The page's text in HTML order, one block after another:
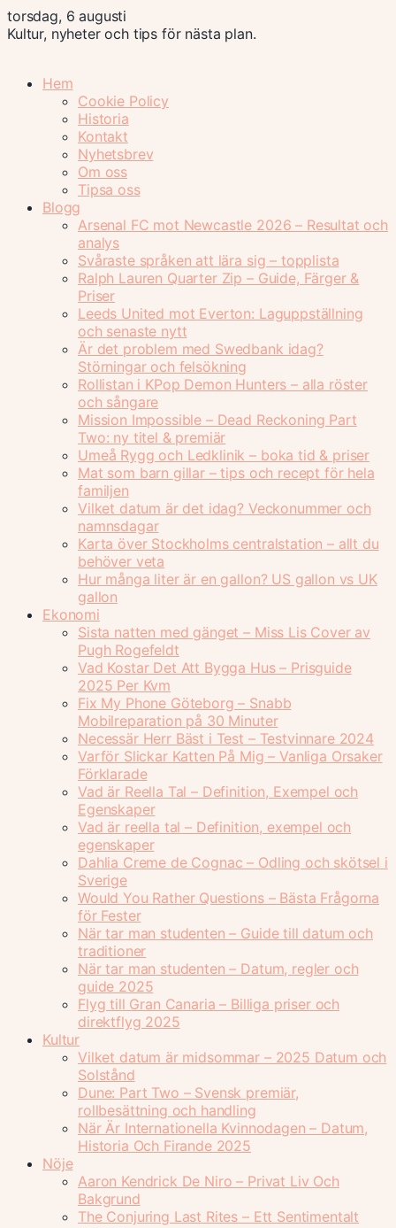
torsdag, 6 augusti
Kultur, nyheter och tips för nästa plan.
Hem
Cookie Policy
Historia
Kontakt
Nyhetsbrev
Om oss
Tipsa oss
Blogg
Arsenal FC mot Newcastle 2026 – Resultat och
analys
Svåraste språken att lära sig – topplista
Ralph Lauren Quarter Zip – Guide, Färger &
Priser
Leeds United mot Everton: Laguppställning
och senaste nytt
Är det problem med Swedbank idag?
Störningar och felsökning
Rollistan i KPop Demon Hunters – alla röster
och sångare
Mission Impossible – Dead Reckoning Part
Two: ny titel & premiär
Umeå Rygg och Ledklinik – boka tid & priser
Mat som barn gillar – tips och recept för hela
familjen
Vilket datum är det idag? Veckonummer och
namnsdagar
Karta över Stockholms centralstation – allt du
behöver veta
Hur många liter är en gallon? US gallon vs UK
gallon
Ekonomi
Sista natten med gänget – Miss Lis Cover av
Pugh Rogefeldt
Vad Kostar Det Att Bygga Hus – Prisguide
2025 Per Kvm
Fix My Phone Göteborg – Snabb
Mobilreparation på 30 Minuter
Necessär Herr Bäst i Test – Testvinnare 2024
Varför Slickar Katten På Mig – Vanliga Orsaker
Förklarade
Vad är Reella Tal – Definition, Exempel och
Egenskaper
Vad är reella tal – Definition, exempel och
egenskaper
Dahlia Creme de Cognac – Odling och skötsel i
Sverige
Would You Rather Questions – Bästa Frågorna
för Fester
När tar man studenten – Guide till datum och
traditioner
När tar man studenten – Datum, regler och
guide 2025
Flyg till Gran Canaria – Billiga priser och
direktflyg 2025
Kultur
Vilket datum är midsommar – 2025 Datum och
Solstånd
Dune: Part Two – Svensk premiär,
rollbesättning och handling
När Är Internationella Kvinnodagen – Datum,
Historia Och Firande 2025
Nöje
Aaron Kendrick De Niro – Privat Liv Och
Bakgrund
The Conjuring Last Rites – Ett Sentimentalt